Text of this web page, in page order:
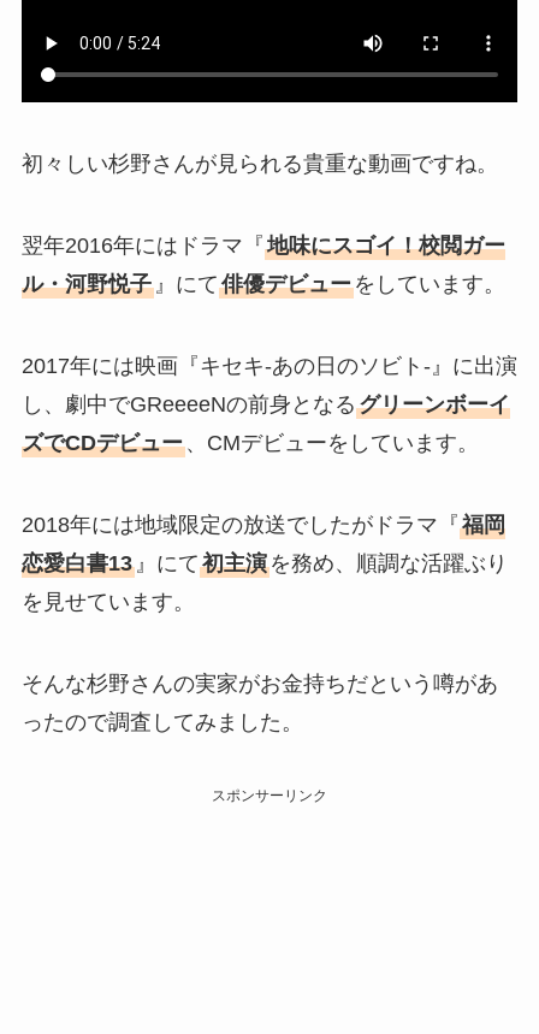
初々しい杉野さんが見られる貴重な動画ですね。
翌年2016年にはドラマ『地味にスゴイ！校閲ガー
ル・河野悦子』にて俳優デビューをしています。
2017年には映画『キセキ-あの日のソビト-』に出演
し、劇中でGReeeeNの前身となるグリーンボーイ
ズでCDデビュー、CMデビューをしています。
2018年には地域限定の放送でしたがドラマ『福岡
恋愛白書13』にて初主演を務め、順調な活躍ぶり
を見せています。
そんな杉野さんの実家がお金持ちだという噂があ
ったので調査してみました。
スポンサーリンク